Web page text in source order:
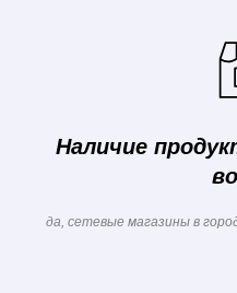
Наличие
да, сетевые магазины в